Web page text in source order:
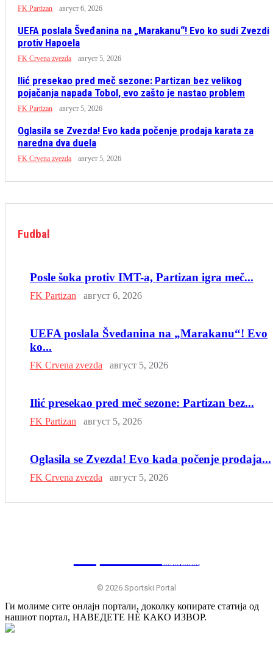
FK Partizan август 6, 2026
UEFA poslala Šveđanina na „Marakanu“! Evo ko sudi Zvezdi
protiv Hapoela
FK Crvena zvezda август 5, 2026
Ilić presekao pred meč sezone: Partizan bez velikog
pojačanja napada Tobol, evo zašto je nastao problem
FK Partizan август 5, 2026
Oglasila se Zvezda! Evo kada počenje prodaja karata za
naredna dva duela
FK Crvena zvezda август 5, 2026
Fudbal
Posle šoka protiv IMT-a, Partizan igra meč...
FK Partizan август 6, 2026
UEFA poslala Šveđanina na „Marakanu“! Evo
ko...
FK Crvena zvezda август 5, 2026
Ilić presekao pred meč sezone: Partizan bez...
FK Partizan август 5, 2026
Oglasila se Zvezda! Evo kada počenje prodaja...
FK Crvena zvezda август 5, 2026
© 2026 Sportski Portal
Ги молиме сите онлајн портали, доколку копирате статија од
нашиот портал, НАВЕДЕТЕ НÈ КАКО ИЗВОР.